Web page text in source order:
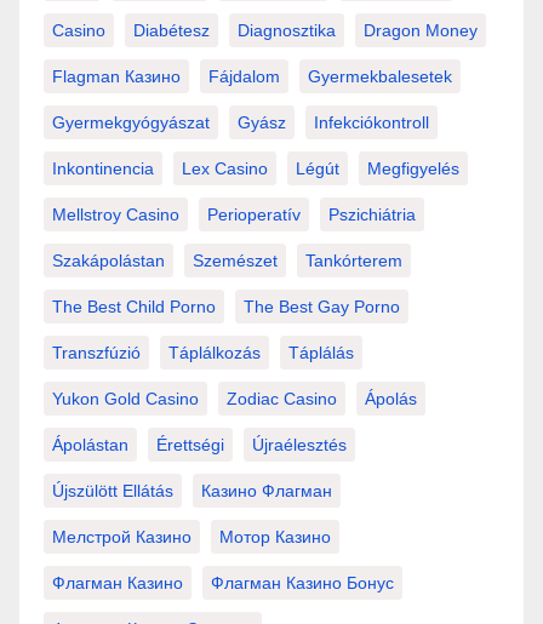
Casino Diabétesz Diagnosztika Dragon Money
Flagman Казино Fájdalom Gyermekbalesetek
Gyermekgyógyászat Gyász Infekciókontroll
Inkontinencia Lex Casino Légút Megfigyelés
Mellstroy Casino Perioperatív Pszichiátria
Szakápolástan Szemészet Tankórterem
The Best Child Porno The Best Gay Porno
Transzfúzió Táplálkozás Táplálás
Yukon Gold Casino Zodiac Casino Ápolás
Ápolástan Érettségi Újraélesztés
Újszülött Ellátás Казино Флагман
Мелстрой Казино Мотор Казино
Флагман Казино Флагман Казино Бонус